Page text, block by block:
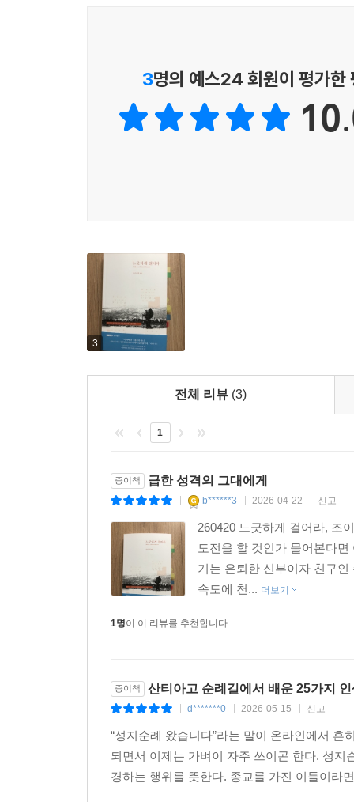
살아가지만, 그 길은 영원한 본향을 향한 한 걸음
이 책이 참된 길을 걷고자 하는 이들에게 귀한 길
- 임영수 (모새골 공동체 대표)
3명의 예스24 회원이 평가한
3
전체 리뷰 (3)
1
종이책 급한 성격의 그대에게
b******3 2026-04-22 신고
260420 느긋하게 걸어라, 조
도전을 할 것인가 물어본다
기는 은퇴한 신부이자 친구
속도에 천... 더보기
1명이 이 리뷰를 추천합니다.
종이책 산티아고 순례길에서 배운 25가지
d*******0 2026-05-15 신고
“성지순례 왔습니다”라는 말이 온라인에서
되면서 이제는 가벼이 자주 쓰이곤 한다. 성
경하는 행위를 뜻한다. 종교를 가진 이들이라